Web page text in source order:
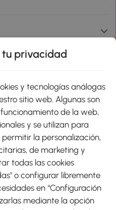
tu privacidad
y tecnologías análogas
sitio web. Algunas son
de la web,
y se utilizan para
la personalización,
de marketing y
todas las cookies
o configurar libremente
en “Configuración
mediante la opción